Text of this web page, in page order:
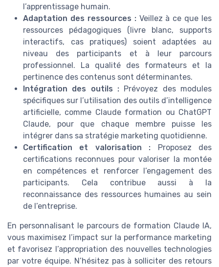
l’apprentissage humain.
Adaptation des ressources :Veillez à ce que les
ressources pédagogiques (livre blanc, supports
interactifs, cas pratiques) soient adaptées au
niveau des participants et à leur parcours
professionnel. La qualité des formateurs et la
pertinence des contenus sont déterminantes.
Intégration des outils : Prévoyez des modules
spécifiques sur l’utilisation des outils d’intelligence
artificielle, comme Claude formation ou ChatGPT
Claude, pour que chaque membre puisse les
intégrer dans sa stratégie marketing quotidienne.
Certification et valorisation : Proposez des
certifications reconnues pour valoriser la montée
en compétences et renforcer l’engagement des
participants. Cela contribue aussi à la
reconnaissance des ressources humaines au sein
de l’entreprise.
En personnalisant le parcours de formation Claude IA,
vous maximisez l’impact sur la performance marketing
et favorisez l’appropriation des nouvelles technologies
par votre équipe. N’hésitez pas à solliciter des retours